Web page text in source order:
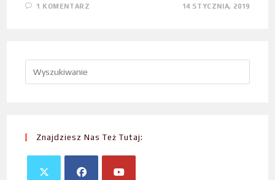
1 KOMENTARZ 14 STYCZNIA, 2019
Znajdziesz Nas Też Tutaj: